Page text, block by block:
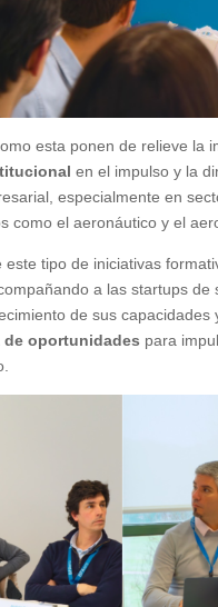
esta ponen de relieve la
en el impulso y la
especialmente en
como el aeronáutico y el
este tipo de iniciativas
a las startups de
de sus capacidades
de oportunidades para